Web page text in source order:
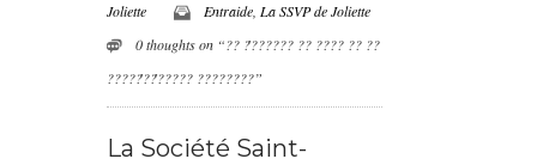
Joliette
Entraide La SSVP de Joliette
0 thoughts on “?? ?́?????? ?? ???? ?? ??
?????́??́????? ????????”
La Société Saint-